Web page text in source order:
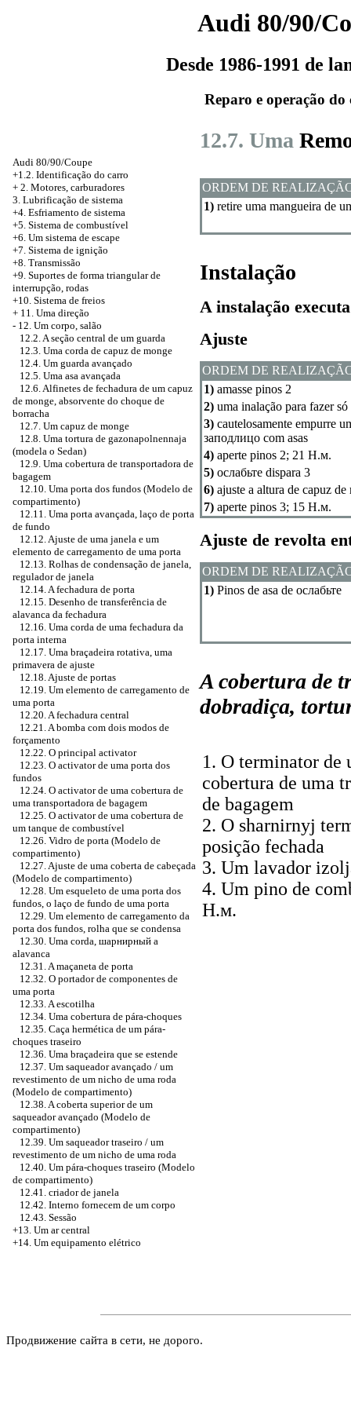
Audi 80/90/
Desde 1986-1991 de
Reparo e operação do
Audi 80/90/Coupe
+1.2. Identificação do carro
+ 2. Motores, carburadores
3. Lubrificação de sistema
+4. Esfriamento de sistema
+5. Sistema de combustível
+6. Um sistema de escape
+7. Sistema de ignição
+8. Transmissão
+9. Suportes de forma triangular de
interrupção, rodas
+10. Sistema de freios
+ 11. Uma direção
- 12. Um corpo, salão
12.2. A seção central de um guarda
12.3. Uma corda de capuz de monge
12.4. Um guarda avançado
12.5. Uma asa avançada
12.6. Alfinetes de fechadura de um capuz
de monge, absorvente do choque de
borracha
12.7. Um capuz de monge
12.8. Uma tortura de gazonapolnennaja
(modela o Sedan)
12.9. Uma cobertura de transportadora de
bagagem
12.10. Uma porta dos fundos (Modelo de
compartimento)
12.11. Uma porta avançada, laço de porta
de fundo
12.12. Ajuste de uma janela e um
elemento de carregamento de uma porta
12.13. Rolhas de condensação de janela,
regulador de janela
12.14. A fechadura de porta
12.15. Desenho de transferência de
alavanca da fechadura
12.16. Uma corda de uma fechadura da
porta interna
12.17. Uma braçadeira rotativa, uma
primavera de ajuste
12.18. Ajuste de portas
12.19. Um elemento de carregamento de
uma porta
12.20. A fechadura central
12.21. A bomba com dois modos de
forçamento
12.22. O principal activator
12.23. O activator de uma porta dos
fundos
12.24. O activator de uma cobertura de
uma transportadora de bagagem
12.25. O activator de uma cobertura de
um tanque de combustível
12.26. Vidro de porta (Modelo de
compartimento)
12.27. Ajuste de uma coberta de cabeçada
(Modelo de compartimento)
12.28. Um esqueleto de uma porta dos
fundos, o laço de fundo de uma porta
12.29. Um elemento de carregamento da
porta dos fundos, rolha que se condensa
12.30. Uma corda, шарнирный a
alavanca
12.31. A maçaneta de porta
12.32. O portador de componentes de
uma porta
12.33. A escotilha
12.34. Uma cobertura de pára-choques
12.35. Caça hermética de um pára-
choques traseiro
12.36. Uma braçadeira que se estende
12.37. Um saqueador avançado / um
revestimento de um nicho de uma roda
(Modelo de compartimento)
12.38. A coberta superior de um
saqueador avançado (Modelo de
compartimento)
12.39. Um saqueador traseiro / um
revestimento de um nicho de uma roda
12.40. Um pára-choques traseiro (Modelo
de compartimento)
12.41. criador de janela
12.42. Interno fornecem de um corpo
12.43. Sessão
+13. Um ar central
+14. Um equipamento elétrico
12.7. Uma
ORDEM DE
1) retire uma mangueira de
Instalação
A instalação
Ajuste
ORDEM DE
1) amasse pinos 2
2) uma inalação para fazer
3) cautelosamente empurre
заподлицо com asas
4) aperte pinos 2; 21 Н.м.
5) ослабьте dispara 3
6) ajuste a altura de capuz
7) aperte pinos 3; 15 Н.м.
Ajuste de revolta
ORDEM DE
1) Pinos de asa de ослабьте
A cobertura de
dobradiça,
1. O terminator de
cobertura de uma
de bagagem
2. O sharnirnyj
posição fechada
3. Um lavador
4. Um pino de
Н.м.
Продвижение сайта в сети, не дорого.